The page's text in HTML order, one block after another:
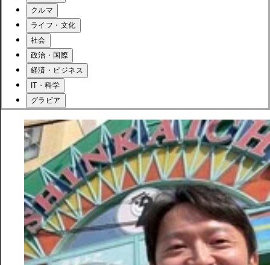
クルマ
ライフ・文化
社会
政治・国際
経済・ビジネス
IT・科学
グラビア